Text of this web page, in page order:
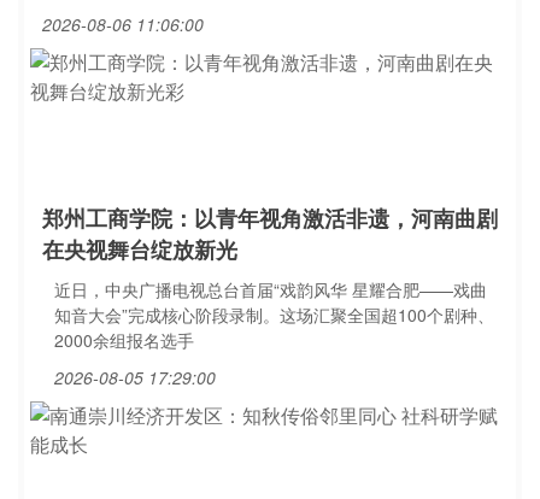
2026-08-06 11:06:00
郑州工商学院：以青年视角激活非遗，河南曲剧
在央视舞台绽放新光
近日，中央广播电视总台首届“戏韵风华 星耀合肥——戏曲
知音大会”完成核心阶段录制。这场汇聚全国超100个剧种、
2000余组报名选手
2026-08-05 17:29:00